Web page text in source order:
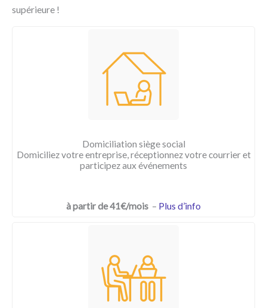
supérieure !
Domiciliation siège social
Domiciliez votre entreprise, réceptionnez votre courrier et
participez aux événements
à partir de 41€/mois – Plus d’info